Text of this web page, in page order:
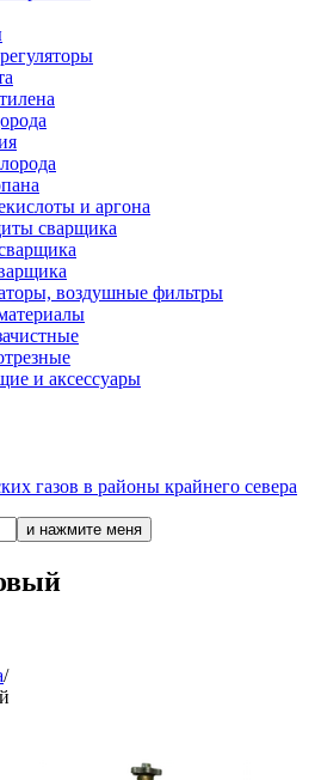
и аргона
сварщика
воздушные фильтры
и аксессуары
газов в районы крайнего севера
/